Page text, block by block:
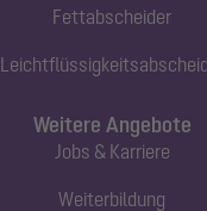
Fettabscheider
Weitere Angebote
Jobs & Karriere
Weiterbildung